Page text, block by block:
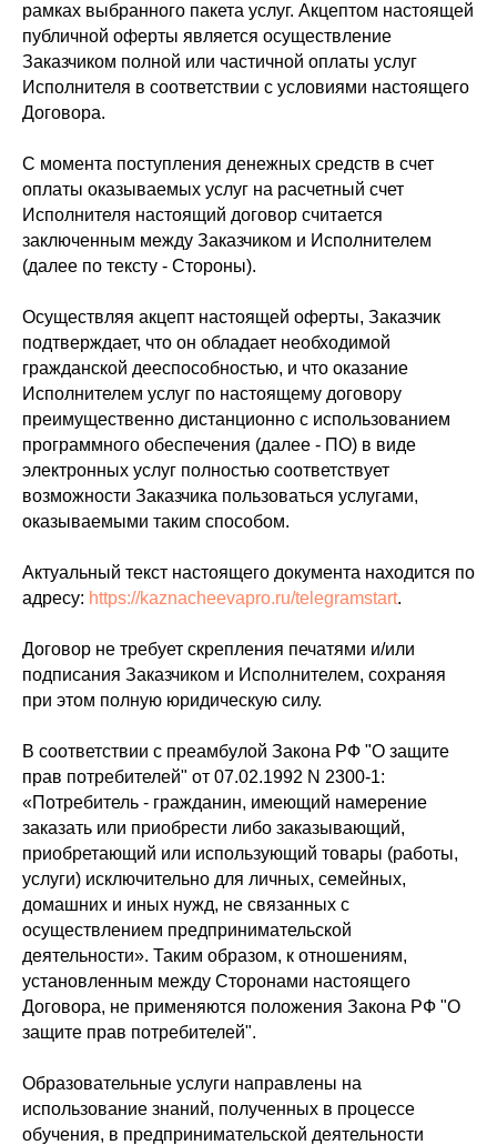
рамках выбранного пакета услуг. Акцептом настоящей
публичной оферты является осуществление
Заказчиком полной или частичной оплаты услуг
Исполнителя в соответствии с условиями настоящего
Договора.
С момента поступления денежных средств в счет
оплаты оказываемых услуг на расчетный счет
Исполнителя настоящий договор считается
заключенным между Заказчиком и Исполнителем
(далее по тексту - Стороны).
Осуществляя акцепт настоящей оферты, Заказчик
подтверждает, что он обладает необходимой
гражданской дееспособностью, и что оказание
Исполнителем услуг по настоящему договору
преимущественно дистанционно с использованием
программного обеспечения (далее - ПО) в виде
электронных услуг полностью соответствует
возможности Заказчика пользоваться услугами,
оказываемыми таким способом.
Актуальный текст настоящего документа находится по
адресу: https://kaznacheevapro.ru/telegramstart.
Договор не требует скрепления печатями и/или
подписания Заказчиком и Исполнителем, сохраняя
при этом полную юридическую силу.
В соответствии с преамбулой Закона РФ "О защите
прав потребителей" от 07.02.1992 N 2300-1:
«Потребитель - гражданин, имеющий намерение
заказать или приобрести либо заказывающий,
приобретающий или использующий товары (работы,
услуги) исключительно для личных, семейных,
домашних и иных нужд, не связанных с
осуществлением предпринимательской
деятельности». Таким образом, к отношениям,
установленным между Сторонами настоящего
Договора, не применяются положения Закона РФ "О
защите прав потребителей".
Образовательные услуги направлены на
использование знаний, полученных в процессе
обучения, в предпринимательской деятельности